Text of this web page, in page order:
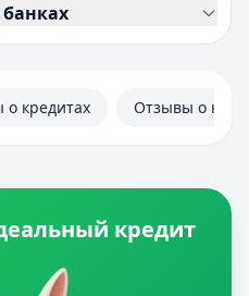
кредитах Отзывы о
кредит